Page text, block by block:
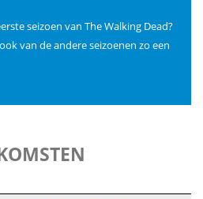
seizoen van The Walking Dead?
van de andere seizoenen zo een